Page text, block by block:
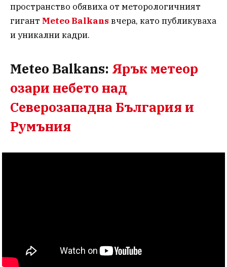
пространство обявиха от меторологичният
гигант Meteo Balkans вчера, като публикуваха
и уникални кадри.
Meteo Balkans: Ярък метеор
озари небето над
Северозападна България и
Румъния